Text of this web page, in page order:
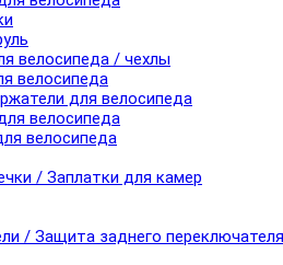
велосипеда / чехлы
велосипеда
для велосипеда
велосипеда
велосипеда
/ Заплатки для камер
/ Защита заднего переключателя